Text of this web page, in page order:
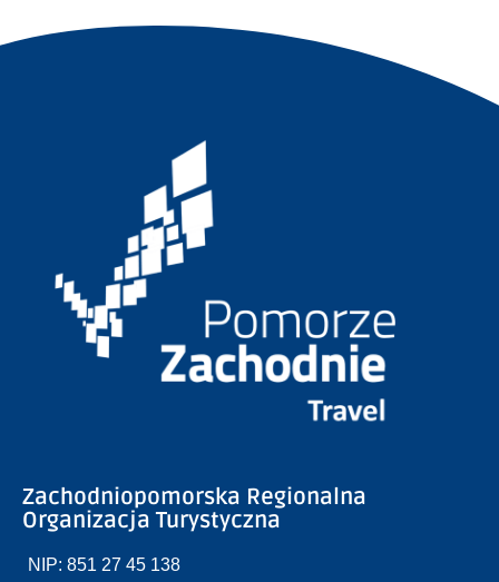
Zachodniopomorska Regionalna
Organizacja Turystyczna
NIP: 851 27 45 138